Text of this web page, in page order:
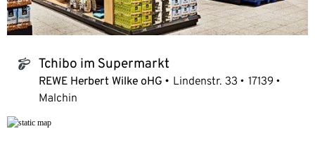
tchibo_logo Tchibo im Supermarkt
REWE Herbert Wilke oHG Lindenstr. 33
17139
Malchin